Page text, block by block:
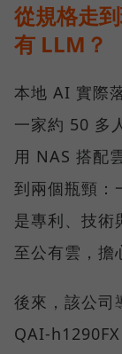
從規格走
有 LLM？
本地 AI 實際
一家約 50 多
用 NAS 搭配
到兩個瓶頸：
是專利、技術
至公有雲，擔
後來，該公司
QAI-